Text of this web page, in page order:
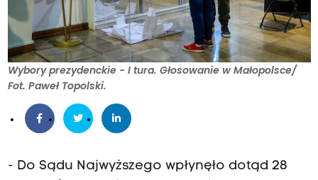
Wybory prezydenckie - I tura. Głosowanie w Małopolsce/
Fot. Paweł Topolski.
- Do Sądu Najwyższego wpłynęło dotąd 28